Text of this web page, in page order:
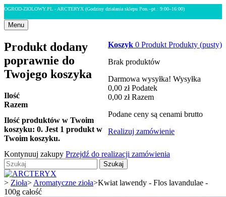
OGROD-ZIOLOWY.PL - ARCTERYX (Godziny działania sklepu Pon.–pt.: 9:00–16:00)
Menu
Koszyk 0 Produkt Produkty (pusty)
Brak produktów
Darmowa wysyłka! Wysyłka
0,00 zł Podatek
0,00 zł Razem
Podane ceny są cenami brutto
Realizuj zamówienie
Produkt dodany
poprawnie do
Twojego koszyka
Ilość
Razem
Ilość produktów w Twoim
koszyku: 0. Jest 1 produkt w
Twoim koszyku.
Kontynuuj zakupy Przejdź do realizacji zamówienia
Szukaj
> Zioła> Aromatyczne zioła>Kwiat lawendy - Flos lavandulae -
100g całość